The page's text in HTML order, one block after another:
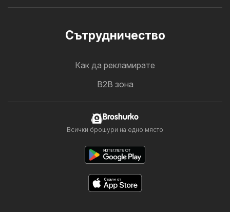
Cътрудничество
Как да рекламирате
B2B зона
Broshurko
Всички брошури на едно място